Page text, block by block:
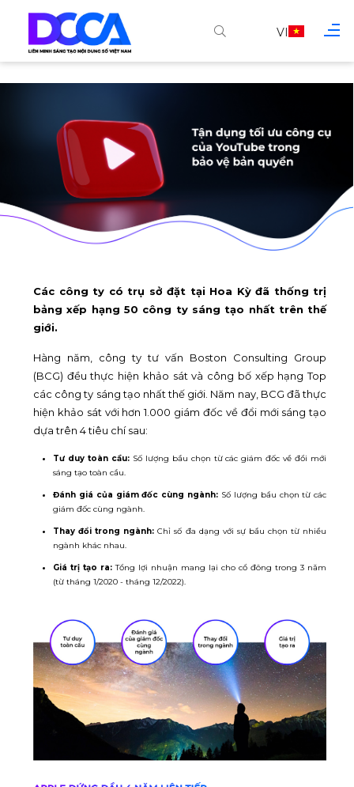
VI
Các công ty có trụ sở đặt tại Hoa Kỳ đã thống trị
bảng xếp hạng 50 công ty sáng tạo nhất trên thế
giới.
Hàng năm, công ty tư vấn Boston Consulting Group
(BCG) đều thực hiện khảo sát và công bố xếp hạng Top
các công ty sáng tạo nhất thế giới. Năm nay, BCG đã thực
hiện khảo sát với hơn 1.000 giám đốc về đổi mới sáng tạo
dựa trên 4 tiêu chí sau:
Tư duy toàn cầu: Số lượng bầu chọn từ các giám đốc về đổi mới
sáng tạo toàn cầu.
Đánh giá của giám đốc cùng ngành: Số lượng bầu chọn từ các
giám đốc cùng ngành.
Thay đổi trong ngành: Chỉ số đa dạng với sự bầu chọn từ nhiều
ngành khác nhau.
Giá trị tạo ra: Tổng lợi nhuận mang lại cho cổ đông trong 3 năm
(từ tháng 1/2020 - tháng 12/2022).